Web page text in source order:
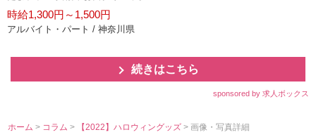
時給1,300円～1,500円
アルバイト・パート / 神奈川県
続きはこちら
sponsored by 求人ボックス
ホーム > コラム> 【2022】ハロウィングッズ> 画像・写真詳細